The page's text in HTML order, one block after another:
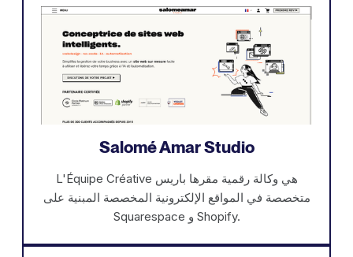
Salomé Amar Studio
L'Équipe Créative هي وكالة رقمية مقرها باريس
متخصصة في المواقع الإلكترونية المخصصة المبنية على
Squarespace و Shopify.